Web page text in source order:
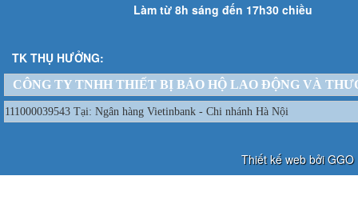
Làm từ 8h sáng đến 17h30 chiều
TK THỤ HƯỞNG:
CÔNG TY TNHH THIẾT BỊ BẢO HỘ LAO ĐỘNG VÀ
111000039543 Tại: Ngân hàng Vietinbank - Chi nhánh Hà Nội
Thiết kế web bởi GGO